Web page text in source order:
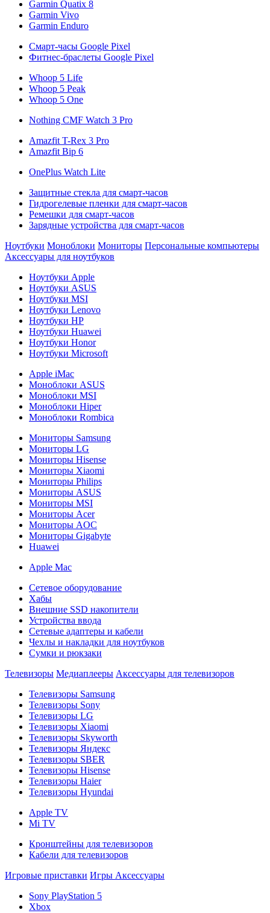
Garmin Quatix 8
Garmin Vivo
Garmin Enduro
Смарт-часы Google Pixel
Фитнес-браслеты Google Pixel
Whoop 5 Life
Whoop 5 Peak
Whoop 5 One
Nothing CMF Watch 3 Pro
Amazfit T-Rex 3 Pro
Amazfit Bip 6
OnePlus Watch Lite
Защитные стекла для смарт-часов
Гидрогелевые пленки для смарт-часов
Ремешки для смарт-часов
Зарядные устройства для смарт-часов
Ноутбуки Моноблоки Мониторы Персональные компьютеры
Аксессуары для ноутбуков
Ноутбуки Apple
Ноутбуки ASUS
Ноутбуки MSI
Ноутбуки Lenovo
Ноутбуки HP
Ноутбуки Huawei
Ноутбуки Honor
Ноутбуки Microsoft
Apple iMac
Моноблоки ASUS
Моноблоки MSI
Моноблоки Hiper
Моноблоки Rombica
Мониторы Samsung
Мониторы LG
Мониторы Hisense
Мониторы Xiaomi
Мониторы Philips
Мониторы ASUS
Мониторы MSI
Мониторы Acer
Мониторы AOC
Мониторы Gigabyte
Huawei
Apple Mac
Сетевое оборудование
Хабы
Внешние SSD накопители
Устройства ввода
Сетевые адаптеры и кабели
Чехлы и накладки для ноутбуков
Сумки и рюкзаки
Телевизоры Медиаплееры Аксессуары для телевизоров
Телевизоры Samsung
Телевизоры Sony
Телевизоры LG
Телевизоры Xiaomi
Телевизоры Skyworth
Телевизоры Яндекс
Телевизоры SBER
Телевизоры Hisense
Телевизоры Haier
Телевизоры Hyundai
Apple TV
Mi TV
Кронштейны для телевизоров
Кабели для телевизоров
Игровые приставки Игры Аксессуары
Sony PlayStation 5
Xbox